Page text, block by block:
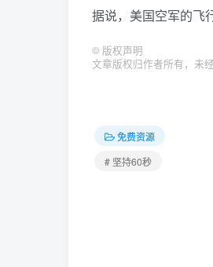
据说，美国空军的飞
© 版权声明
文章版权归作者所有，未
免费资源
# 坚持60秒